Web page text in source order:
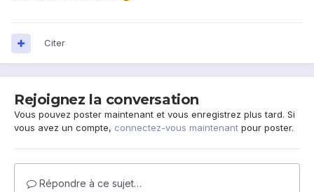
Citer
Rejoignez la conversation
Vous pouvez poster maintenant et vous enregistrez plus tard. Si
vous avez un compte, connectez-vous maintenant pour poster.
Répondre à ce sujet…